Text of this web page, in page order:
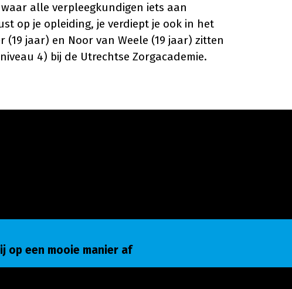
alle verpleegkundigen iets aan
op je opleiding, je verdiept je ook in het
jaar) en Noor van Weele (19 jaar) zitten
4) bij de Utrechtse Zorgacademie.
op een mooie manier af
een mooie manier af